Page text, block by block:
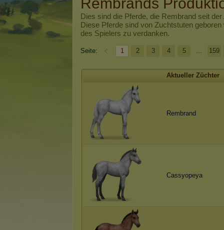
Dies sind die Pferde, die Rembrand seit der
Diese Pferde sind von Zuchtstuten
des Spielers zu verdanken.
Seite: 1 2 3 4 5 ... 159
Aktueller Züchter
Rembrand
Cassyopeya